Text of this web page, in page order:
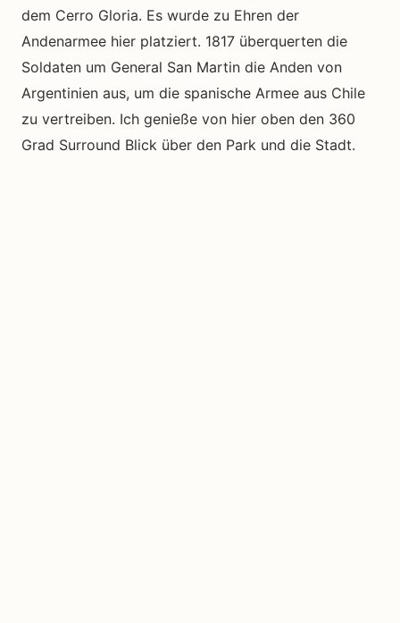
dem Cerro Gloria. Es wurde zu Ehren der
Andenarmee hier platziert. 1817 überquerten die
Soldaten um General San Martin die Anden von
Argentinien aus, um die spanische Armee aus Chile
zu vertreiben. Ich genieße von hier oben den 360
Grad Surround Blick über den Park und die Stadt.